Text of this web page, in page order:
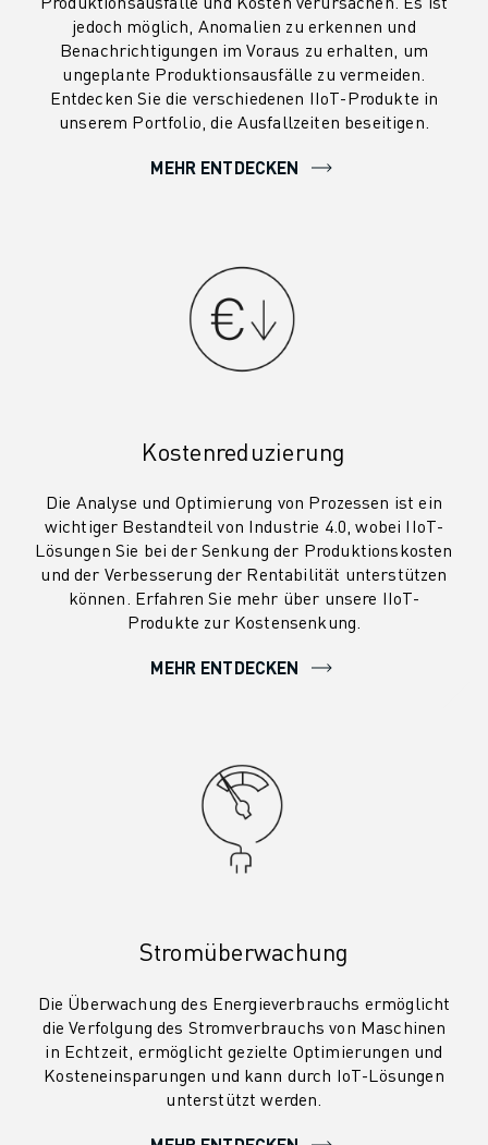
BILDUNGSVERANSTALTUNGEN
NEWS & MEDIA
EVENTS
BILDUNGSVERANSTALTUNGEN
GESTALTEN SIE IHRE ZUKUNFT MIT FANUC
JETZT BEWERBEN » KARRIEREPORTAL
jedoch möglich, Anomalien zu erkennen und
Benachrichtigungen im Voraus zu erhalten, um
ungeplante Produktionsausfälle zu vermeiden.
Entdecken Sie die verschiedenen IIoT-Produkte in
unserem Portfolio, die Ausfallzeiten beseitigen.
MEHR ENTDECKEN
Kostenreduzierung
Die Analyse und Optimierung von Prozessen ist ein
wichtiger Bestandteil von Industrie 4.0, wobei IIoT-
Lösungen Sie bei der Senkung der Produktionskosten
und der Verbesserung der Rentabilität unterstützen
können. Erfahren Sie mehr über unsere IIoT-
Produkte zur Kostensenkung.
MEHR ENTDECKEN
Stromüberwachung
Die Überwachung des Energieverbrauchs ermöglicht
die Verfolgung des Stromverbrauchs von Maschinen
in Echtzeit, ermöglicht gezielte Optimierungen und
Kosteneinsparungen und kann durch IoT-Lösungen
unterstützt werden.